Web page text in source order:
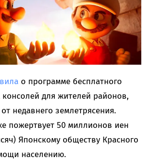
о программе бесплатного
консолей для жителей районов,
недавнего землетрясения.
пожертвует 50 миллионов иен
Японскому обществу Красного
населению.